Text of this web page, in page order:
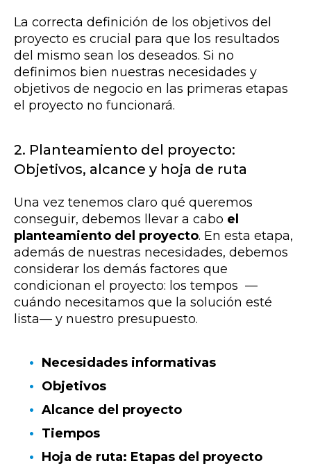
La correcta definición de los objetivos del
proyecto es crucial para que los resultados
del mismo sean los deseados. Si no
definimos bien nuestras necesidades y
objetivos de negocio en las primeras etapas
el proyecto no funcionará.
2. Planteamiento del proyecto:
Objetivos, alcance y hoja de ruta
Una vez tenemos claro qué queremos
conseguir, debemos llevar a cabo el
planteamiento del proyecto. En esta etapa,
además de nuestras necesidades, debemos
considerar los demás factores que
condicionan el proyecto: los tempos —
cuándo necesitamos que la solución esté
lista— y nuestro presupuesto.
Necesidades informativas
Objetivos
Alcance del proyecto
Tiempos
Hoja de ruta: Etapas del proyecto